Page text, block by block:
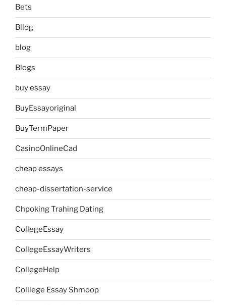
Bets
Bllog
blog
Blogs
buy essay
BuyEssayoriginal
BuyTermPaper
CasinoOnlineCad
cheap essays
cheap-dissertation-service
Chpoking Trahing Dating
CollegeEssay
CollegeEssayWriters
CollegeHelp
Colllege Essay Shmoop